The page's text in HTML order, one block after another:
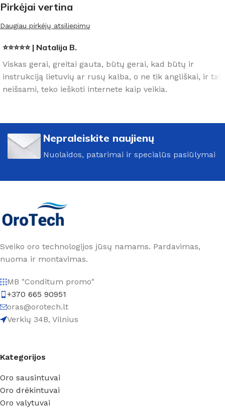
Pirkėjai vertina
Daugiau pirkėjų atsiliepimų
⭐⭐⭐⭐⭐ | Natalija B.
Viskas gerai, greitai gauta, būtų gerai, kad būtų ir
instrukciją lietuvių ar rusų kalba, o ne tik angliškai, ir tai
neišsami, teko ieškoti internete kaip veikia.
Nepraleiskite naujienų
Nuolaidos, patarimai ir specialūs pasiūlymai
Sveiko oro technologijos jūsų namams. Pardavimas,
nuoma ir montavimas.
MB "Conditum promo"
+370 665 90951
oras@orotech.lt
Verkių 34B, Vilnius
Kategorijos
Oro sausintuvai
Oro drėkintuvai
Oro valytuvai